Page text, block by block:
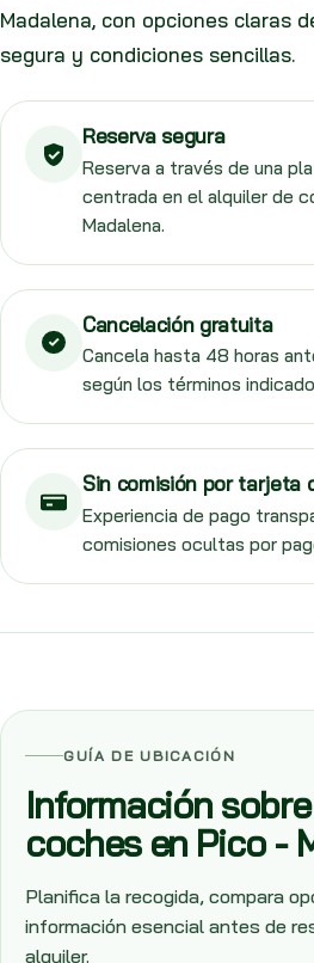
Madalena, con opciones claras
segura y condiciones sencillas.
Reserva segura
Reserva a través de una
centrada en el alquiler de
Madalena.
Cancelación gratuita
Cancela hasta 48 horas
según los términos
Sin comisión por tarjeta
Experiencia de pago
comisiones ocultas por
GUÍA DE UBICACIÓN
Información
coches en Pico -
Planifica la recogida, compara
información esencial antes de
alquiler.